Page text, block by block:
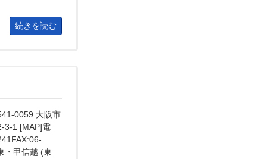
続きを読む
0059 大阪市
3-1 [MAP]電
・甲信越 (東